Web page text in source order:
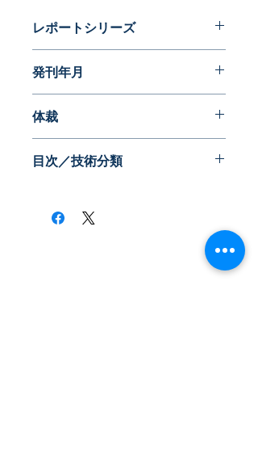
レポートシリーズ
発刊年月
体裁
目次／技術分類
​株式会社ネオテクノロジー